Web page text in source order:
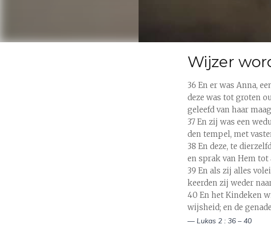
Wijzer
36 En er was Anna,
deze was tot groten
geleefd van haar
37 En zij was een
den tempel, met
38 En deze, te
en sprak van Hem tot
39 En als zij alles
keerden zij weder
40 En het Kindeken
wijsheid; en de
— Lukas 2 : 36 – 40